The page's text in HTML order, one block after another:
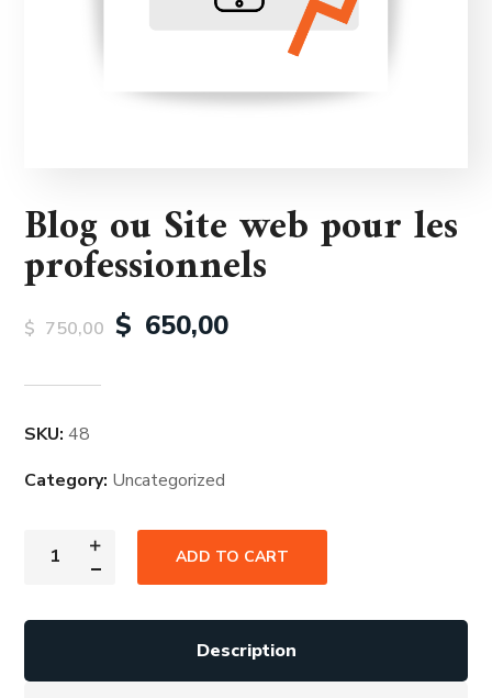
Blog ou Site web pour les
professionnels
$ 750,00 $ 650,00
SKU:48
Category: Uncategorized
ADD TO CART
Description